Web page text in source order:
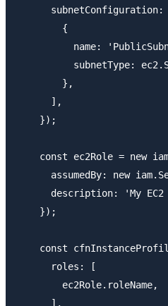
subnetConfiguration:
        {
name:
subnetType:
        },
      ],
    });
const ec2Role = new
assumedBy: new
description: 'My EC2
    });
const
      roles: [
        ec2Role.roleName,
      ],